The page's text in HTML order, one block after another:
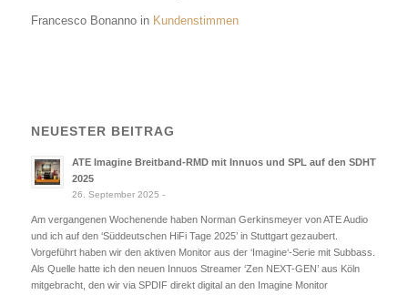
Francesco Bonanno in Kundenstimmen
NEUESTER BEITRAG
ATE Imagine Breitband-RMD mit Innuos und SPL auf den SDHT
2025
26. September 2025 -
Am vergangenen Wochenende haben Norman Gerkinsmeyer von ATE Audio
und ich auf den ‘Süddeutschen HiFi Tage 2025’ in Stuttgart gezaubert.
Vorgeführt haben wir den aktiven Monitor aus der ‘Imagine‘-Serie mit Subbass.
Als Quelle hatte ich den neuen Innuos Streamer ‘Zen NEXT-GEN’ aus Köln
mitgebracht, den wir via SPDIF direkt digital an den Imagine Monitor